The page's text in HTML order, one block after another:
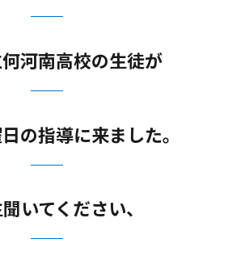
河南高校の生徒が
の指導に来ました。
聞いてください、